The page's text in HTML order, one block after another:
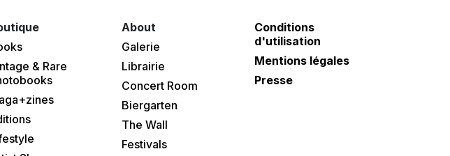
& Rare
About
Galerie
Librairie
Concert Room
Biergarten
The Wall
Festivals
Conditions
d'utilisation
Mentions légales
Presse